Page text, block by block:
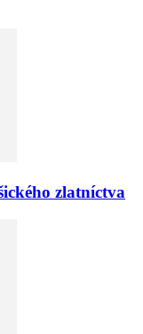
zlatníctva